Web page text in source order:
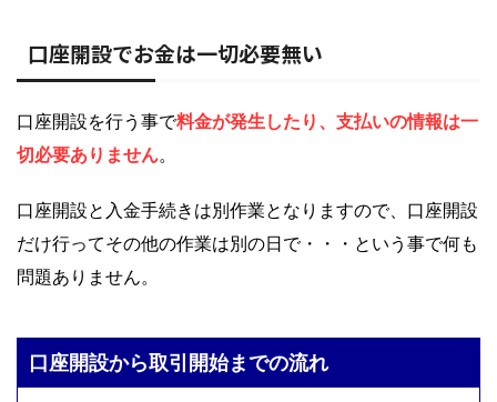
口座開設でお金は一切必要無い
口座開設を行う事で料金が発生したり、支払いの情報は一
切必要ありません。
口座開設と入金手続きは別作業となりますので、口座開設
だけ行ってその他の作業は別の日で・・・という事で何も
問題ありません。
口座開設から取引開始までの流れ